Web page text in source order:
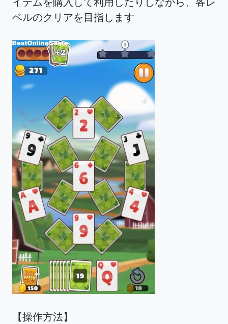
ベルのクリアを目指します
【操作方法】